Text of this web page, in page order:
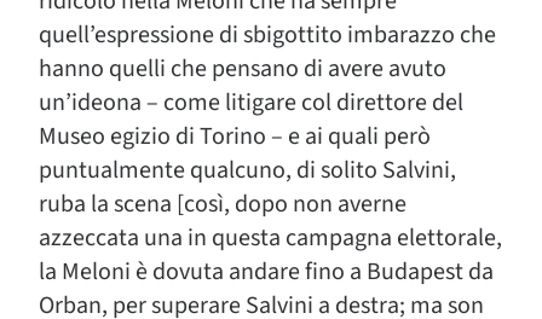
quell’espressione di sbigottito imbarazzo che
hanno quelli che pensano di avere avuto
un’ideona – come litigare col direttore del
Museo egizio di Torino – e ai quali però
puntualmente qualcuno, di solito Salvini,
ruba la scena [così, dopo non averne
azzeccata una in questa campagna elettorale,
la Meloni è dovuta andare fino a Budapest da
Orban, per superare Salvini a destra; ma son